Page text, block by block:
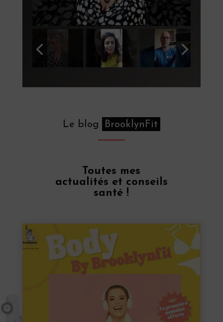
Le blog BrooklynFit
Toutes mes
actualités et conseils
santé !